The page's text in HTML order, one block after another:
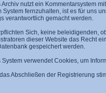
Archiv nutzt ein Kommentarsystem
System fernzuhalten, ist es für uns
verantwortlich gemacht werden.
Sich, keine beleidigenden,
dieser Website das Recht
gespeichert werden.
System verwendet Cookies, um
Abschließen der Registrierung